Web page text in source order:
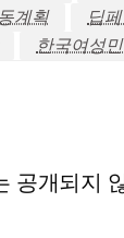
계획
딥
한국여성
공개되지